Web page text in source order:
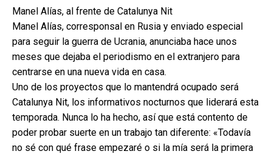
Manel Alías, al frente de Catalunya Nit
Manel Alías, corresponsal en Rusia y enviado especial
para seguir la guerra de Ucrania, anunciaba hace unos
meses que dejaba el periodismo en el extranjero para
centrarse en una nueva vida en casa.
Uno de los proyectos que lo mantendrá ocupado será
Catalunya Nit, los informativos nocturnos que liderará esta
temporada. Nunca lo ha hecho, así que está contento de
poder probar suerte en un trabajo tan diferente: «Todavía
no sé con qué frase empezaré o si la mía será la primera